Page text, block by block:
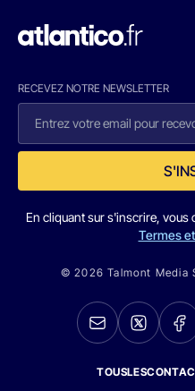
RECEVEZ NOTRE NEWSLETTER
En cliquant sur s'inscrire, vous
Termes
© 2026 Talmont Media